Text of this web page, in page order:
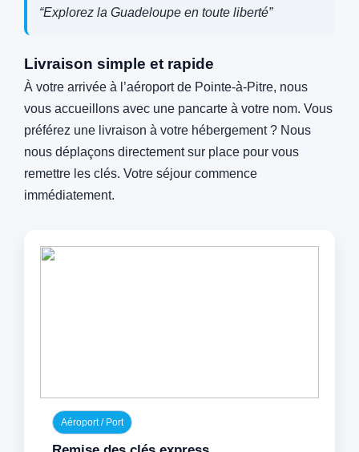
“Explorez la Guadeloupe en toute liberté”
Livraison simple et rapide
À votre arrivée à l’aéroport de Pointe‑à‑Pitre, nous
vous accueillons avec une pancarte à votre nom. Vous
préférez une livraison à votre hébergement ? Nous
nous déplaçons directement sur place pour vous
remettre les clés. Votre séjour commence
immédiatement.
Aéroport / Port